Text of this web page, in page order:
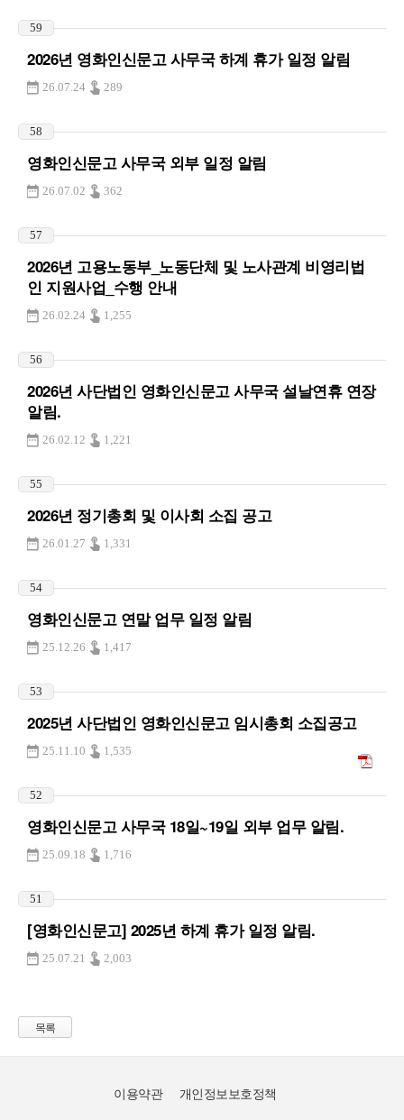
59
2026년 영화인신문고 사무국 하계 휴가 일정 알림
26.07.24 289
58
영화인신문고 사무국 외부 일정 알림
26.07.02 362
57
2026년 고용노동부_노동단체 및 노사관계 비영리법
인 지원사업_수행 안내
26.02.24 1,255
56
2026년 사단법인 영화인신문고 사무국 설날연휴 연장
알림.
26.02.12 1,221
55
2026년 정기총회 및 이사회 소집 공고
26.01.27 1,331
54
영화인신문고 연말 업무 일정 알림
25.12.26 1,417
53
2025년 사단법인 영화인신문고 임시총회 소집공고
25.11.10 1,535
52
영화인신문고 사무국 18일~19일 외부 업무 알림.
25.09.18 1,716
51
[영화인신문고] 2025년 하계 휴가 일정 알림.
25.07.21 2,003
목록
이용약관 개인정보보호정책